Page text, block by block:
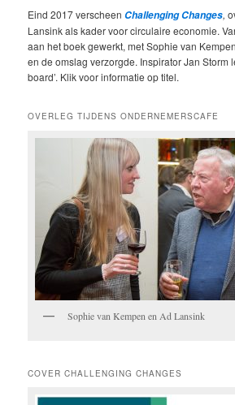
Eind 2017 verscheen Challenging Changes,
Lansink als kader voor circulaire economie.
aan het boek gewerkt, met Sophie van
en de omslag verzorgde. Inspirator Jan Storm
board’. Klik voor informatie op titel.
OVERLEG TIJDENS ONDERNEMERSCAFE
Sophie van Kempen en Ad Lansink
COVER CHALLENGING CHANGES